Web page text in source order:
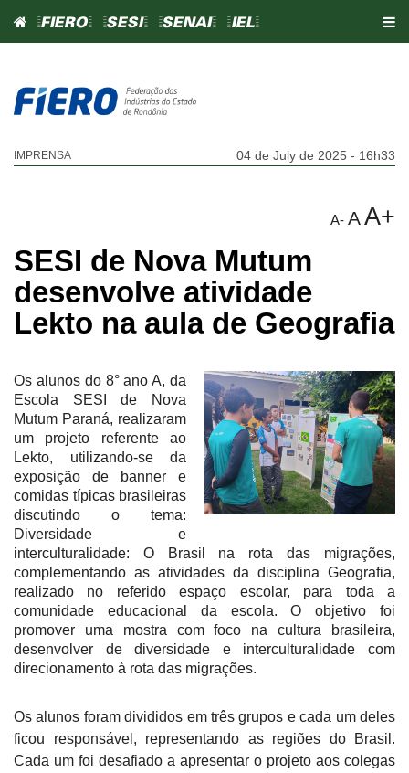
=FIERO= =SESI= =SENAI= =IEL=
IMPRENSA 04 de July de 2025 - 16h33
A- AA+
SESI de Nova Mutum
desenvolve atividade
Lekto na aula de Geografia
Os alunos do 8° ano A, da
Escola SESI de Nova
Mutum Paraná, realizaram
um projeto referente ao
Lekto, utilizando-se da
exposição de banner e
comidas típicas brasileiras
discutindo o tema:
Diversidade e
interculturalidade: O Brasil na rota das migrações,
complementando as atividades da disciplina Geografia,
realizado no referido espaço escolar, para toda a
comunidade educacional da escola. O objetivo foi
promover uma mostra com foco na cultura brasileira,
desenvolver de diversidade e interculturalidade com
direcionamento à rota das migrações.
Os alunos foram divididos em três grupos e cada um deles
ficou responsável, representando as regiões do Brasil.
Cada um foi desafiado a apresentar o projeto aos colegas